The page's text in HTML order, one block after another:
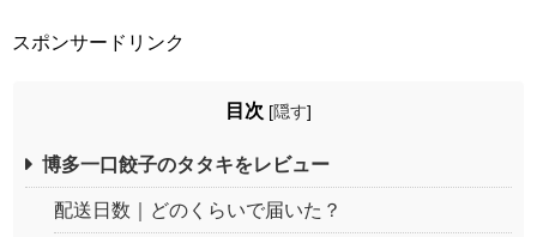
スポンサードリンク
目次 [隠す]
博多一口餃子のタタキをレビュー
配送日数｜どのくらいで届いた？